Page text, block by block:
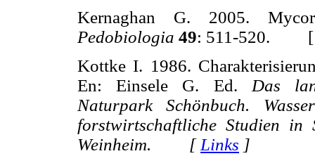
Kernaghan G. 2005.
Pedobiologia 49: 511-520.
Kottke I. 1986.
En: Einsele G. Ed. Das
Naturpark Schönbuch.
forstwirtschaftliche Studien in
Weinheim. [ Links ]